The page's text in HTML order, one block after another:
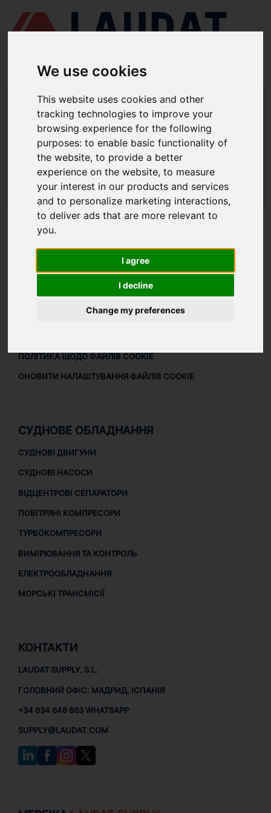
We use cookies
This website uses cookies and other
tracking technologies to improve your
browsing experience for the following
purposes:to enable basic functionality of
the website,to provide a better
experience on the website,to measure
your interest in our products and services
and to personalize marketing interactions,
to deliver ads that are more relevant to
you.
I agree
I decline
Change my preferences
LAUDAT SUPPLY/СУДНОВІ НАСОСИ/ ITUR KSB - ILNR 350-300-
LAUDAT SUPPLY - ЗАПЧАСТИНИ ДЛЯ
ITUR KSB ILNR 350-300-500
LAUDAT SUPPLY/СУДНОВІ НАСОСИ/ ITUR KSB - ILNR 350-300-
ПРО НАС
ПРО НАС
ЗАВАНТАЖИТИ ПРОФАЙЛ КОМПАНІЇ
ПРАВОВА ІНФОРМАЦІЯ
ПРАВОВА ІНФОРМАЦІЯ
ПОЛІТИКА ЩОДО ФАЙЛІВ COOKIE
ОНОВИТИ НАЛАШТУВАННЯ ФАЙЛІВ COOKIE
СУДНОВЕ ОБЛАДНАННЯ
СУДНОВІ ДВИГУНИ
СУДНОВІ НАСОСИ
ВІДЦЕНТРОВІ СЕПАРАТОРИ
ПОВІТРЯНІ КОМПРЕСОРИ
ТУРБОКОМПРЕСОРИ
ВИМІРЮВАННЯ ТА КОНТРОЛЬ
ЕЛЕКТРООБЛАДНАННЯ
МОРСЬКІ ТРАНСМІСІЇ
КОНТАКТИ
LAUDAT SUPPLY, S.L.
ГОЛОВНИЙ ОФІС: МАДРИД, ІСПАНІЯ
+34 634 646 663 WHATSAPP
SUPPLY@LAUDAT.COM